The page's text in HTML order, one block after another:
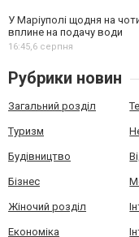
У Маріуполі щодня на
вплине на подачу води
16:45,6 серпня
Рубрики новин
Загальний розділ
Туризм
Будівництво
Бізнес
Жіночий розділ
Економіка